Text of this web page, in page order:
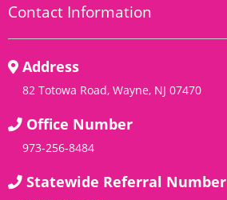
Contact Information
Address
82 Totowa Road, Wayne, NJ 07470
Office Number
973-256-8484
Statewide Referral Number